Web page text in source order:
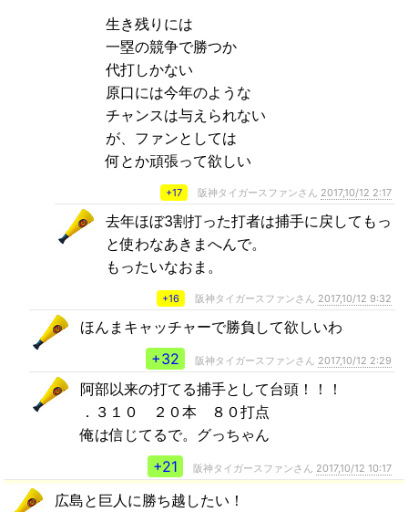
生き残りには
一塁の競争で勝つか
代打しかない
原口には今年のような
チャンスは与えられない
が、ファンとしては
何とか頑張って欲しい
+17 阪神タイガースファンさん 2017,10/12 2:17
去年ほぼ3割打った打者は捕手に戻してもっ
と使わなあきまへんで。
もったいなおま。
+16 阪神タイガースファンさん 2017,10/12 9:32
ほんまキャッチャーで勝負して欲しいわ
+32
阪神タイガースファンさん 2017,10/12 2:29
阿部以来の打てる捕手として台頭！！！
．３１０ ２０本 ８０打点
俺は信じてるで。グっちゃん
+21
阪神タイガースファンさん 2017,10/12 10:17
広島と巨人に勝ち越したい！